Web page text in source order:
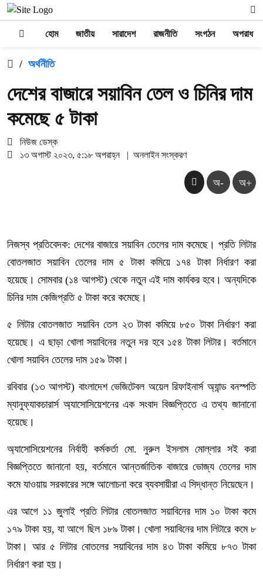
হোম জাতীয় সারাদেশ রাজনীতি সংগঠন অপরাধ
/ অর্থনীতি
দেশের বাজারে সয়াবিন তেল ও চিনির দাম
কমেছে ৫ টাকা
নিউজ ডেস্ক
১৩ অগাস্ট ২০২৩, ৫:১৮ অপরাহ্ন
| অনলাইন সংস্করণ
অ- অ+
নিজস্ব প্রতিবেদক: দেশের বাজারে সয়াবিন তেলের দাম কমেছে। প্রতি লিটার
বোতলজাত সয়াবিন তেলের দাম ৫ টাকা কমিয়ে ১৭৪ টাকা নির্ধারণ করা
হয়েছে। সোমবার (১৪ আগস্ট) থেকে নতুন এই দাম কার্যকর হবে। অন্যদিকে
চিনির দাম কেজিপ্রতি ৫ টাকা করে কমেছে।
৫ লিটার বোতলজাত সয়াবিন তেল ২৩ টাকা কমিয়ে ৮৫০ টাকা নির্ধারণ করা
হয়েছে। এ ছাড়া খোলা সয়াবিনের নতুন দর হবে ১৫৪ টাকা লিটার। বর্তমানে
খোলা সয়াবিন তেলের দাম ১৫৯ টাকা।
রবিবার (১৩ আগস্ট) বাংলাদেশ ভেজিটেবল অয়েল রিফাইনার্স অ্যান্ড বনস্পতি
ম্যানুফ্যাকচারার্স অ্যাসোসিয়েশনের এক সংবাদ বিজ্ঞপ্তিতে এ তথ্য জানানো
হয়েছে।
অ্যাসোসিয়েশনের নির্বাহী কর্মকর্তা মো. নুরুল ইসলাম মোল্লার সই করা
বিজ্ঞপ্তিতে জানানো হয়, বর্তমানে আন্তর্জাতিক বাজারে ভোজ্য তেলের দাম
কমে যাওয়ায় সরকারের সঙ্গে আলোচনা করে ব্যবসায়ীরা এ সিদ্ধান্ত নিয়েছেন।
এর আগে ১১ জুলাই প্রতি লিটার বোতলজাত সয়াবিনের দাম ১০ টাকা কমে
১৭৯ টাকা হয়, যা আগে ছিল ১৮৯ টাকা। খোলা সয়াবিনের দাম লিটারে কমে ৮
টাকা। আর ৫ লিটার বোতলের সয়াবিনের দাম ৪৩ টাকা কমিয়ে ৮৭৩ টাকা
নির্ধারণ করা হয়।